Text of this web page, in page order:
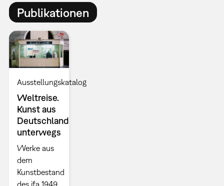
Publikationen
Ausstellungskatalog
Weltreise.
Kunst aus
Deutschland
unterwegs
Werke aus
dem
Kunstbestand
des ifa 1949